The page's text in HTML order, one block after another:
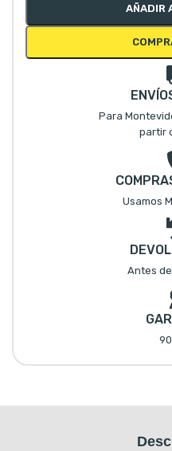
AÑADIR
Para
partir
Usamos
Antes